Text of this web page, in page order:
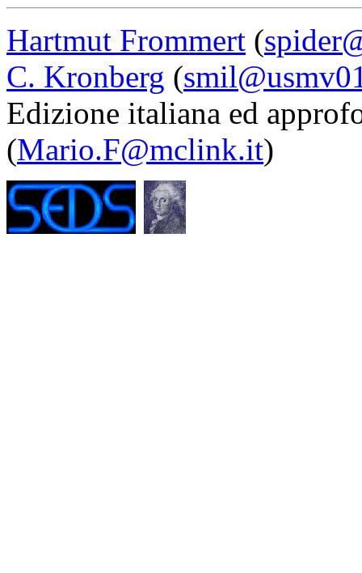
Hartmut Frommert (
C. Kronberg (
Edizione italiana ed
(Mario.F@mclink.it)